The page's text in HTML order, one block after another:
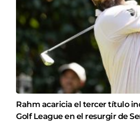
Rahm acaricia el tercer título
Golf League en el resurgir de